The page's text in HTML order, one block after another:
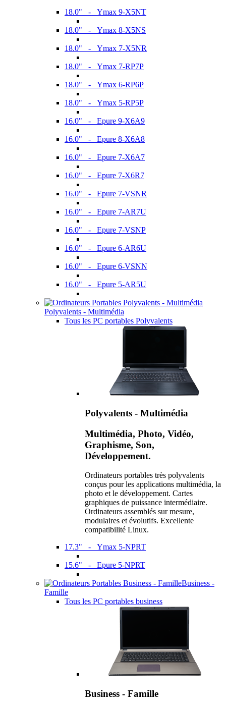
18.0" - Ymax 9-X5NT
18.0" - Ymax 8-X5NS
18.0" - Ymax 7-X5NR
18.0" - Ymax 7-RP7P
18.0" - Ymax 6-RP6P
18.0" - Ymax 5-RP5P
16.0" - Epure 9-X6A9
16.0" - Epure 8-X6A8
16.0" - Epure 7-X6A7
16.0" - Epure 7-X6R7
16.0" - Epure 7-VSNR
16.0" - Epure 7-AR7U
16.0" - Epure 7-VSNP
16.0" - Epure 6-AR6U
16.0" - Epure 6-VSNN
16.0" - Epure 5-AR5U
Polyvalents - Multimédia
Tous les PC portables Polyvalents
Polyvalents - Multimédia
Multimédia, Photo, Vidéo,
Graphisme, Son,
Développement.
Ordinateurs portables très polyvalents
conçus pour les applications multimédia, la
photo et le développement. Cartes
graphiques de puissance intermédiaire.
Ordinateurs assemblés sur mesure,
modulaires et évolutifs. Excellente
compatibilité Linux.
17.3" - Ymax 5-NPRT
15.6" - Epure 5-NPRT
Business -
Famille
Tous les PC portables business
Business - Famille